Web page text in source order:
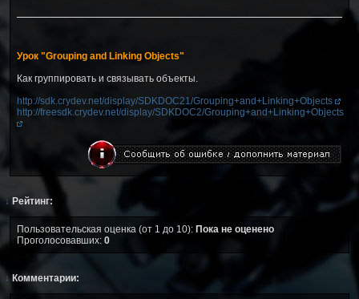
Урок "Grouping and Linking Objects"
Как группировать и связывать объекты.
http://sdk.crydev.net/display/SDKDOC21/Grouping+and+Linking+Objects
http://freesdk.crydev.net/display/SDKDOC2/Grouping+and+Linking+Objects
↓ Рейтинг:
Пользовательская оценка (от 1 до 10): Пока не оценено
Проголосовавших: 0
↓Комментарии: